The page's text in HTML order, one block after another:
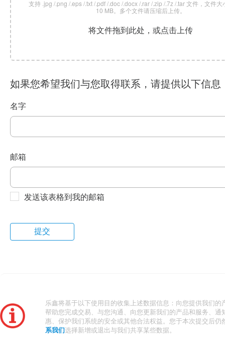
支持 .jpg /.png /.eps /.txt /.pdf /.doc /.docx /.rar /.zip /.7z /.tar 文件，文件大
10 MB。多个文件请压缩后上传。
将文件拖到此处，或点击上传
如果您希望我们与您取得联系，请提供以下信息
名字
邮箱
发送该表格到我的邮箱
乐鑫将基于以下使用目的收集上述数据信息：向您提供我们的
帮助您完成交易、与您沟通、向您更新我们的产品和服务、通
惠、保护我们系统的安全或其他合法权益。您于本次提交后仍
系我们 选择新增或退出与我们共享某些数据。